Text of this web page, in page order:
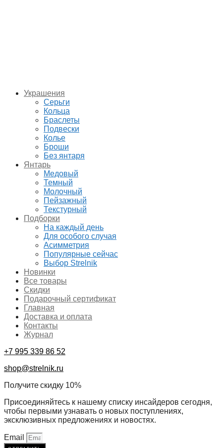
Украшения
Серьги
Кольца
Браслеты
Подвески
Колье
Броши
Без янтаря
Янтарь
Медовый
Темный
Молочный
Пейзажный
Текстурный
Подборки
На каждый день
Для особого случая
Асимметрия
Популярные сейчас
Выбор Strelnik
Новинки
Все товары
Скидки
Подарочный сертификат
Главная
Доставка и оплата
Контакты
Журнал
+7 995 339 86 52
shop@strelnik.ru
Получите скидку 10%
Присоединяйтесь к нашему списку инсайдеров сегодня,
чтобы первыми узнавать о новых поступлениях,
эксклюзивных предложениях и новостях.
Email